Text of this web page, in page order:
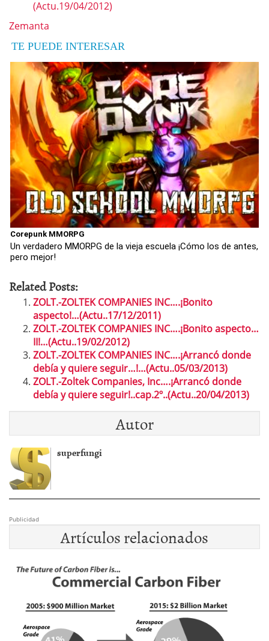
(Actu.19/04/2012)
Zemanta
TE PUEDE INTERESAR
Corepunk MMORPG
Un verdadero MMORPG de la vieja escuela ¡Cómo los de antes,
pero mejor!
Related Posts:
ZOLT.-ZOLTEK COMPANIES INC….¡Bonito
aspecto!…(Actu..17/12/2011)
ZOLT.-ZOLTEK COMPANIES INC….¡Bonito aspecto…
II!…(Actu..19/02/2012)
ZOLT.-ZOLTEK COMPANIES INC….¡Arrancó donde
debía y quiere seguir…!…(Actu..05/03/2013)
ZOLT.-Zoltek Companies, Inc….¡Arrancó donde
debía y quiere seguir!..cap.2º..(Actu..20/04/2013)
Autor
superfungi
Publicidad
Artículos relacionados